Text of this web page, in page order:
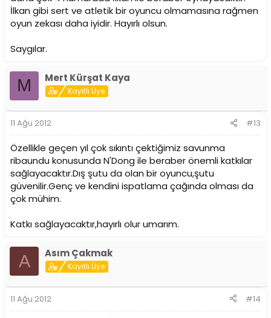
İlkan gibi sert ve atletik bir oyuncu olmamasına rağmen
oyun zekası daha iyidir. Hayırlı olsun.
Saygılar.
M Mert Kürşat Kaya
Kayıtlı Üye
11 Ağu 2012 #13
Özellikle geçen yıl çok sıkıntı çektiğimiz savunma
ribaundu konusunda N'Dong ile beraber önemli katkılar
sağlayacaktır.Dış şutu da olan bir oyuncu,şutu
güvenilir.Genç ve kendini ispatlama çağında olması da
çok mühim.
Katkı sağlayacaktır,hayırlı olur umarım.
A Asım Çakmak
Kayıtlı Üye
11 Ağu 2012 #14